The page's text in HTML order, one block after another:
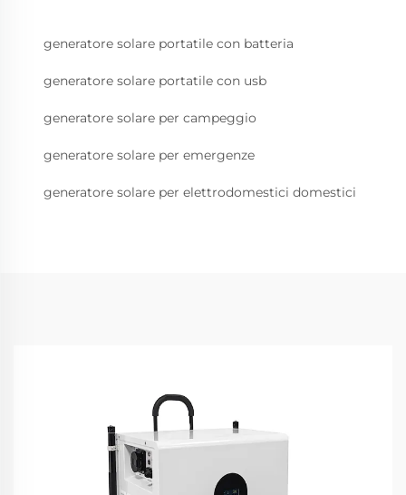
generatore solare portatile con batteria
generatore solare portatile con usb
generatore solare per campeggio
generatore solare per emergenze
generatore solare per elettrodomestici domestici